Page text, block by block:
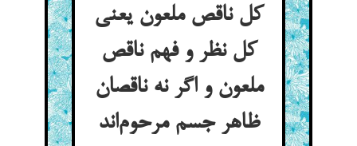
کل ناقص ملعون یعنی
کل نظر و فهم ناقص
ملعون و اگر نه ناقصان
ظاهر جسم مرحوم‌اند